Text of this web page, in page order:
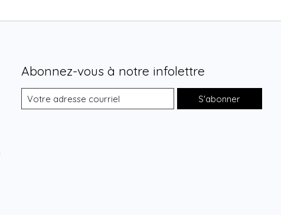
Abonnez-vous à notre infolettre
S'abonner